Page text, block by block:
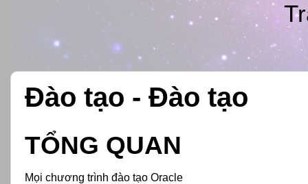
Đào tạo - Đào tạo
TỔNG QUAN
Mọi chương trình đào tạo Oracle